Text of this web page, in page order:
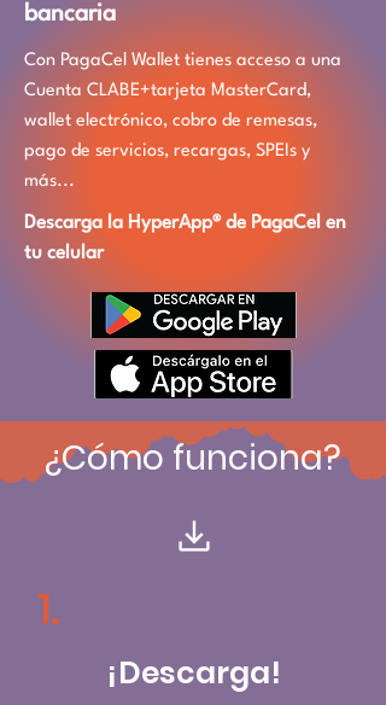
bancaria
Con PagaCel Wallet tienes acceso a una
Cuenta CLABE+tarjeta MasterCard,
wallet electrónico, cobro de remesas,
pago de servicios, recargas, SPEIs y
más...
Descarga la HyperApp® de PagaCel en
tu celular
¿Cómo funciona?
1.
¡Descarga!